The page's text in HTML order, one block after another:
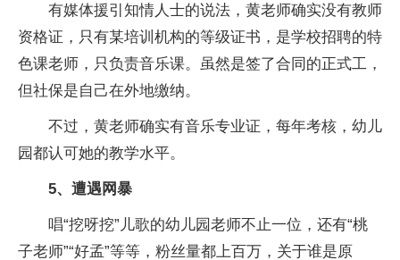
有媒体援引知情人士的说法，黄老师确实没有教师
资格证，只有某培训机构的等级证书，是学校招聘的特
色课老师，只负责音乐课。虽然是签了合同的正式工，
但社保是自己在外地缴纳。
不过，黄老师确实有音乐专业证，每年考核，幼儿
园都认可她的教学水平。
5、遭遇网暴
唱“挖呀挖”儿歌的幼儿园老师不止一位，还有“桃
子老师”“好孟”等等，粉丝量都上百万，关于谁是原